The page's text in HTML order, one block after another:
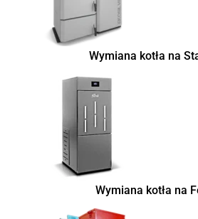
Wymiana kotła na
Wymiana kotła na